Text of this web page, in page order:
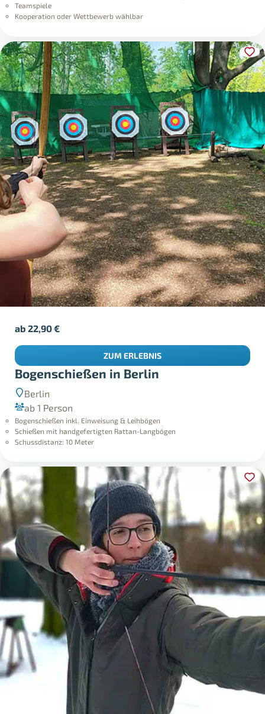
Teamspiele
Kooperation oder Wettbewerb wählbar
Bogenschießen in Berlin
Berlin
ab 1 Person
Bogenschießen inkl. Einweisung & Leihbögen
Schießen mit handgefertigten Rattan-Langbögen
Schussdistanz: 10 Meter
ab22,90€
ZUM ERLEBNIS